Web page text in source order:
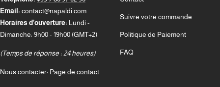
Email: contact@napaldi.com
Horaires d’ouverture: Lundi -
Dimanche: 9h00 - 19h00 (GMT+2)
(Temps de réponse : 24 heures)
Nous contacter: Page de contact
Suivre votre commande
Politique de Paiement
FAQ